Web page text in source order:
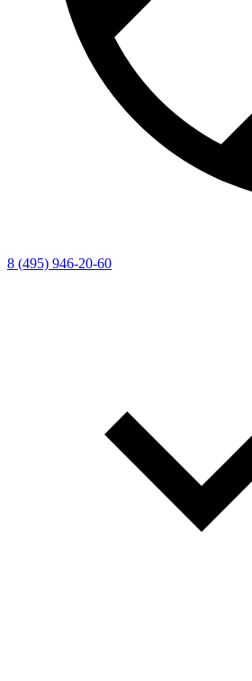
8 (495) 946-20-60